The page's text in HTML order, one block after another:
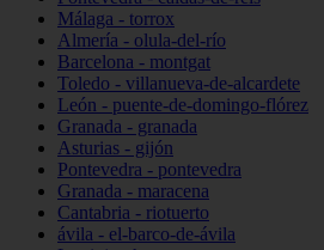
Málaga - torrox
Almería - olula-del-río
Barcelona - montgat
Toledo - villanueva-de-alcardete
León - puente-de-domingo-flórez
Granada - granada
Asturias - gijón
Pontevedra - pontevedra
Granada - maracena
Cantabria - riotuerto
ávila - el-barco-de-ávila